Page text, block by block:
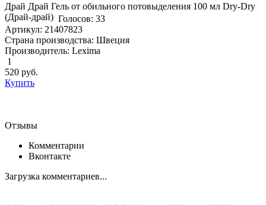
Драй Драй Гель от обильного потовыделения 100 мл Dry-Dry
(Драй-драй) Голосов: 33
Артикул: 21407823
Страна производства: Швеция
Производитель: Lexima
1
520 руб.
Купить
Отзывы
Комментарии
Вконтакте
Загрузка комментариев...